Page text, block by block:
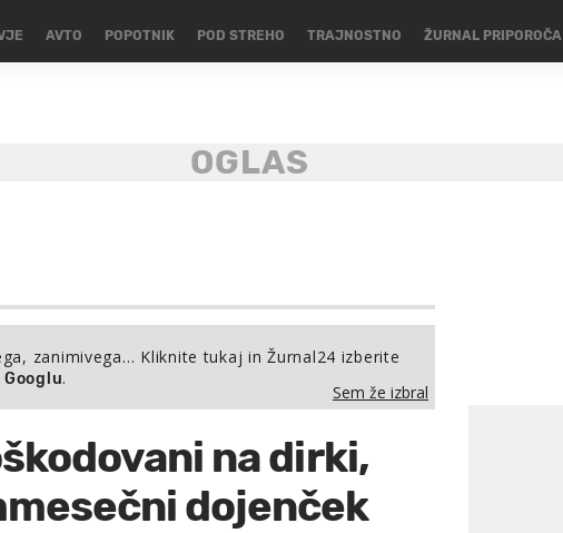
AVTO POPOTNIK POD STREHO TRAJNOSTNO ŽURNAL PRIPOROČA
zanimivega… Kliknite tukaj in Žurnal24 izberite
.
Sem že izbral
na dirki,
dojenček